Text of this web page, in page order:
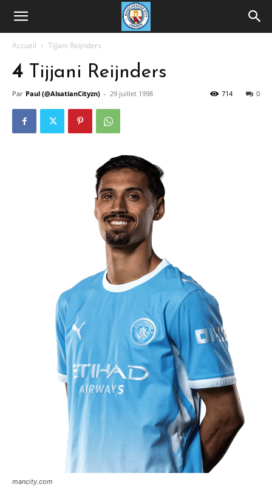
Accueil Tijjani Reijnders
4Tijjani Reijnders
Par Paul (@AlsatianCityzn) - 29 juillet 1998 0
714
mancity.com